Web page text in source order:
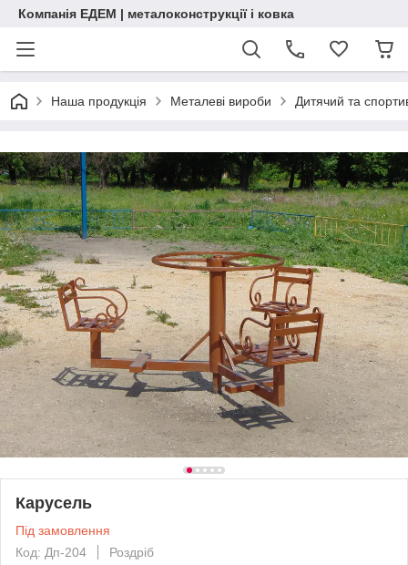
Компанія ЕДЕМ | металоконструкції і ковка
Наша продукція Металеві вироби Дитячий та
Карусель
Під замовлення
Код: Дп-204
Роздріб